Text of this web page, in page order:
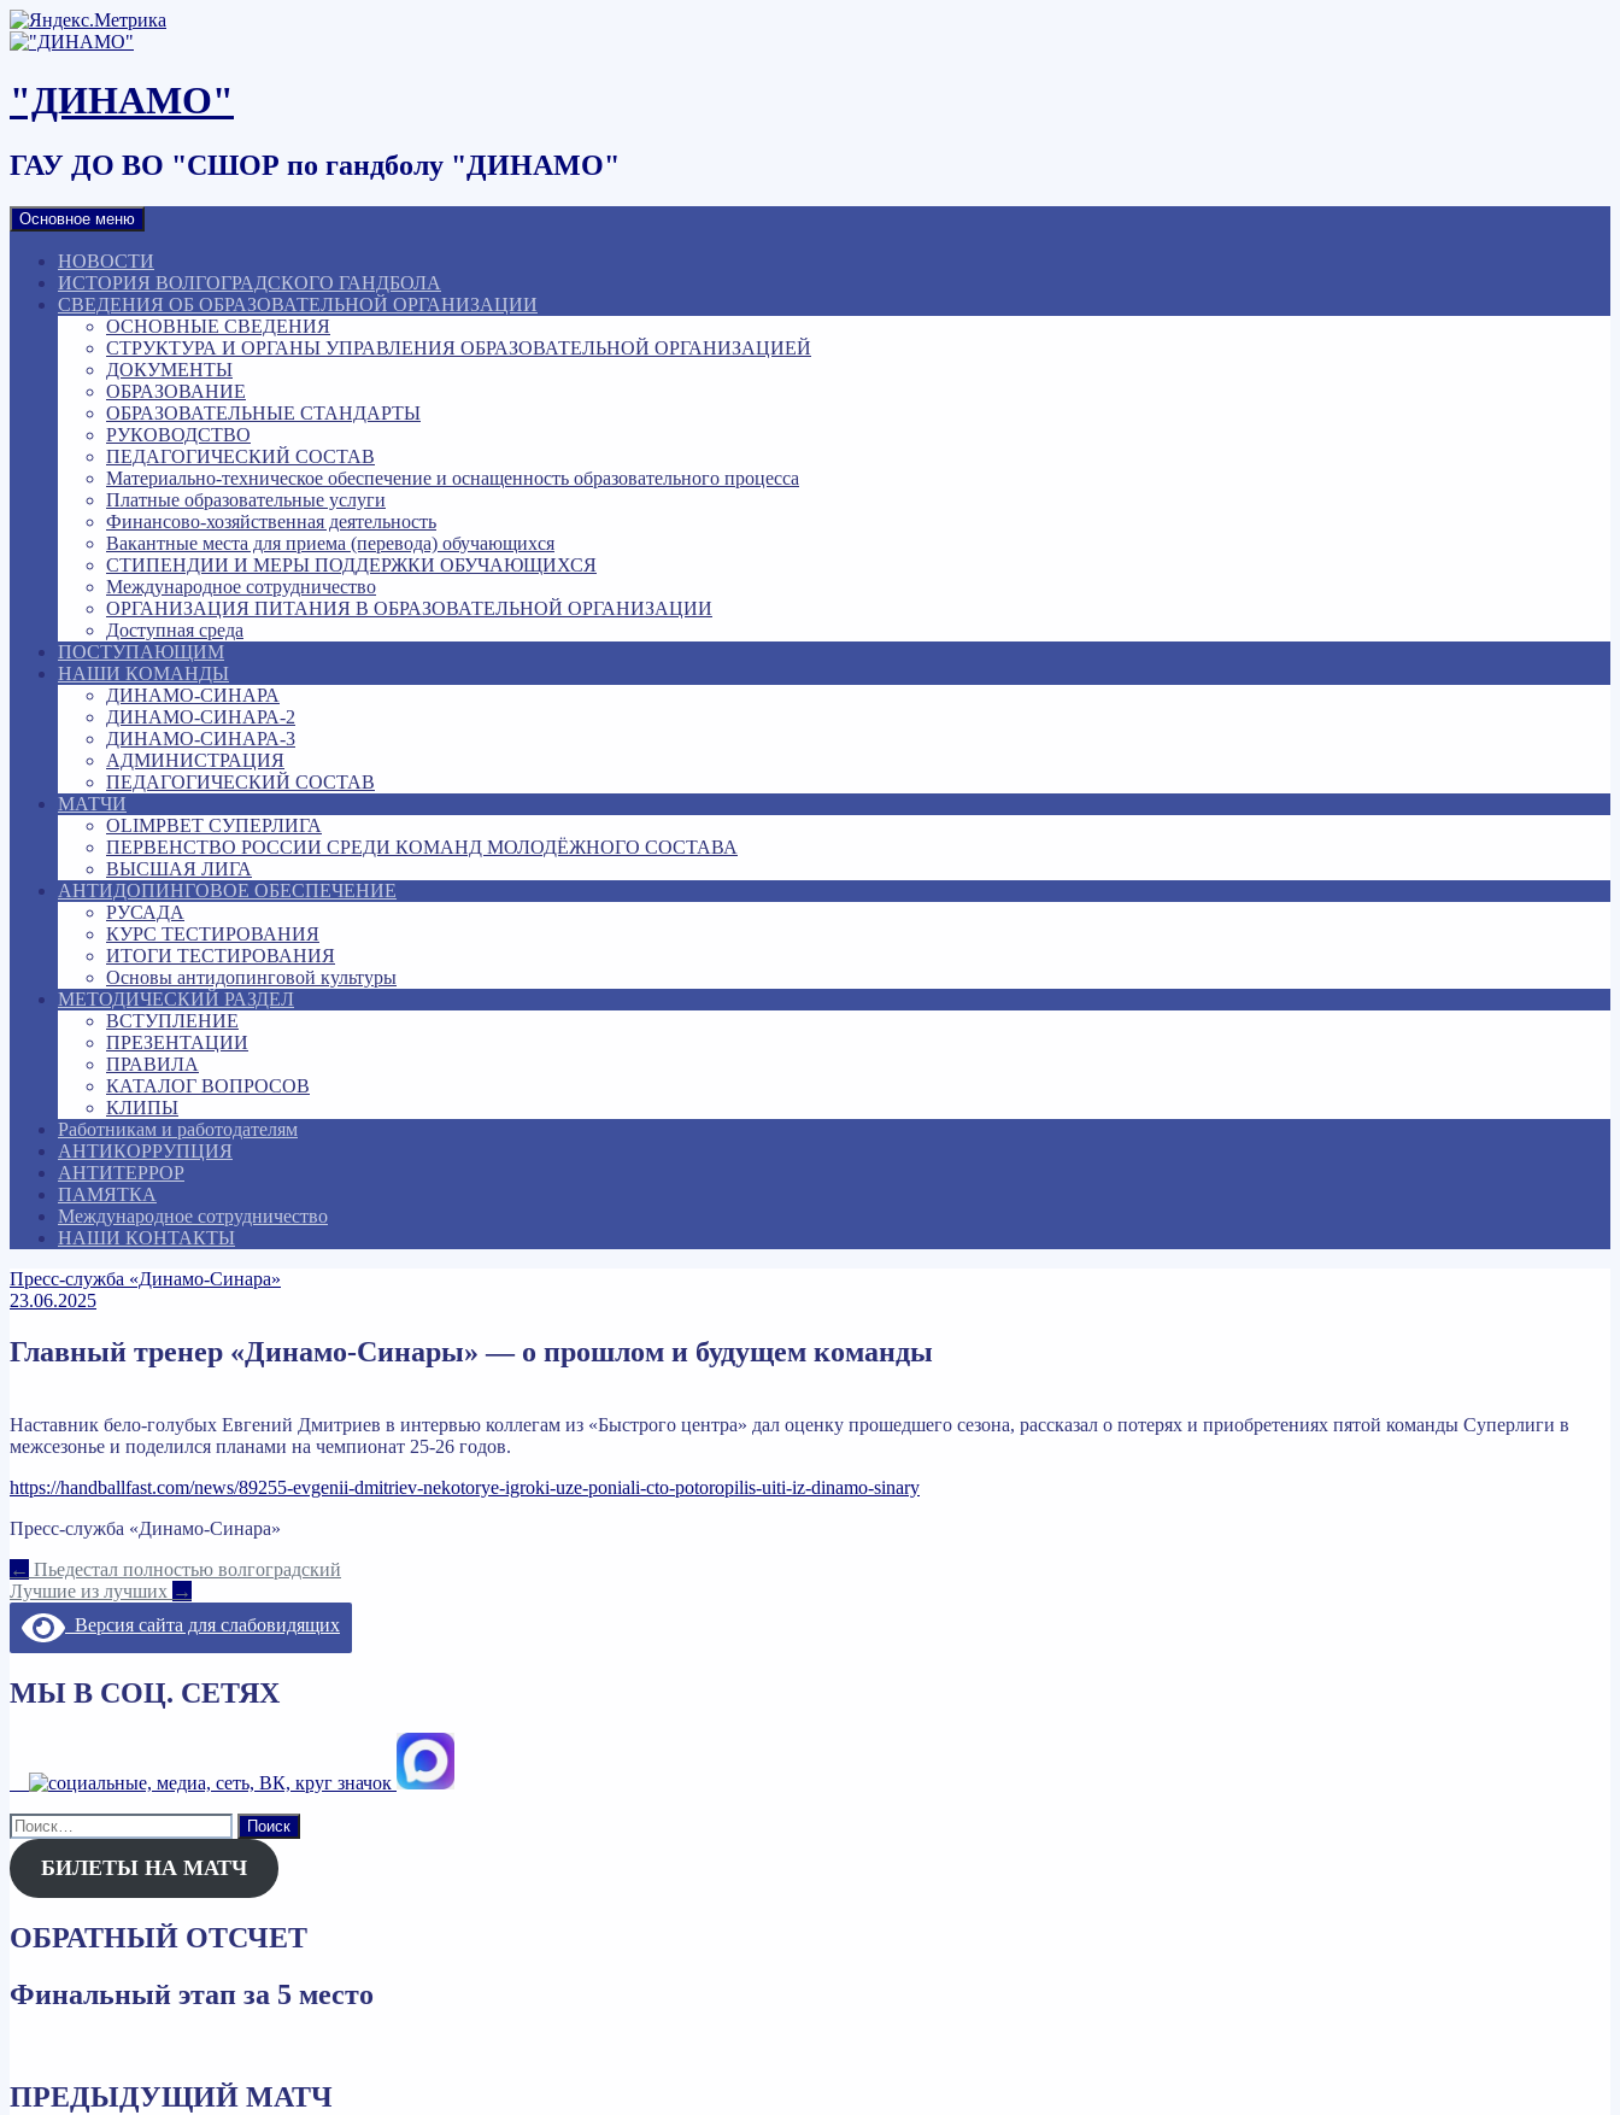
Наверх
"ДИНАМО"
ГАУ ДО ВО "СШОР по гандболу "ДИНАМО"
Основное меню
НОВОСТИ
ИСТОРИЯ ВОЛГОГРАДСКОГО ГАНДБОЛА
СВЕДЕНИЯ ОБ ОБРАЗОВАТЕЛЬНОЙ ОРГАНИЗАЦИИ
ОСНОВНЫЕ СВЕДЕНИЯ
СТРУКТУРА И ОРГАНЫ УПРАВЛЕНИЯ ОБРАЗОВАТЕЛЬНОЙ ОРГАНИЗАЦИЕЙ
ДОКУМЕНТЫ
ОБРАЗОВАНИЕ
ОБРАЗОВАТЕЛЬНЫЕ СТАНДАРТЫ
РУКОВОДСТВО
ПЕДАГОГИЧЕСКИЙ СОСТАВ
Материально-техническое обеспечение и оснащенность образовательного процесса
Платные образовательные услуги
Финансово-хозяйственная деятельность
Вакантные места для приема (перевода) обучающихся
СТИПЕНДИИ И МЕРЫ ПОДДЕРЖКИ ОБУЧАЮЩИХСЯ
Международное сотрудничество
ОРГАНИЗАЦИЯ ПИТАНИЯ В ОБРАЗОВАТЕЛЬНОЙ ОРГАНИЗАЦИИ
Доступная среда
ПОСТУПАЮЩИМ
НАШИ КОМАНДЫ
ДИНАМО-СИНАРА
ДИНАМО-СИНАРА-2
ДИНАМО-СИНАРА-3
АДМИНИСТРАЦИЯ
ПЕДАГОГИЧЕСКИЙ СОСТАВ
МАТЧИ
OLIMPBET СУПЕРЛИГА
ПЕРВЕНСТВО РОССИИ СРЕДИ КОМАНД МОЛОДЁЖНОГО СОСТАВА
ВЫСШАЯ ЛИГА
АНТИДОПИНГОВОЕ ОБЕСПЕЧЕНИЕ
РУСАДА
КУРС ТЕСТИРОВАНИЯ
ИТОГИ ТЕСТИРОВАНИЯ
Основы антидопинговой культуры
МЕТОДИЧЕСКИЙ РАЗДЕЛ
ВСТУПЛЕНИЕ
ПРЕЗЕНТАЦИИ
ПРАВИЛА
КАТАЛОГ ВОПРОСОВ
КЛИПЫ
Работникам и работодателям
АНТИКОРРУПЦИЯ
АНТИТЕРРОР
ПАМЯТКА
Международное сотрудничество
НАШИ КОНТАКТЫ
Пресс-служба «Динамо-Синара»
23.06.2025
Главный тренер «Динамо-Синары» — о прошлом и будущем команды
Наставник бело-голубых Евгений Дмитриев в интервью коллегам из «Быстрого центра» дал оценку прошедшего сезона, рассказал о потерях и приобретениях пятой команды Суперлиги в
межсезонье и поделился планами на чемпионат 25-26 годов.
https://handballfast.com/news/89255-evgenii-dmitriev-nekotorye-igroki-uze-poniali-cto-potoropilis-uiti-iz-dinamo-sinary
Пресс-служба «Динамо-Синара»
Навигация
по
записям
← Пьедестал полностью волгоградский
Лучшие из лучших →
Версия сайта для слабовидящих
МЫ В СОЦ. СЕТЯХ
Найти:
БИЛЕТЫ НА МАТЧ
ОБРАТНЫЙ ОТСЧЕТ
Финальный этап за 5 место
ПРЕДЫДУЩИЙ МАТЧ